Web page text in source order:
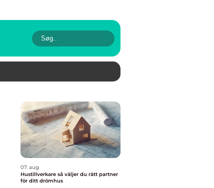
07. aug
Hustillverkare så väljer du rätt partner
för ditt drömhus